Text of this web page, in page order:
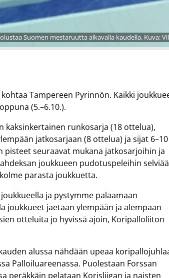
Suomen mestaruutta alkavalla kaudella. Kuva:
Tampereen Pyrinnön. Kaikki
(5.–6.10.).
kaksinkertainen runkosarja (18 ottelua),
jatkosarjaan (8 ottelua) ja sijat 6–10
pisteet seuraavat mukana jatkosarjoihin ja
joukkueen pudotuspeleihin selviää
parasta joukkuetta.
ja pystymme palaamaan
jaetaan ylempään ja alempaan
otteluita jo hyvissä ajoin, Koripalloliiton
alussa nähdään upeaa
Palloiluareenassa. Puolestaan Forssan
peräkkäin pelataan Korisliigan ja naisten